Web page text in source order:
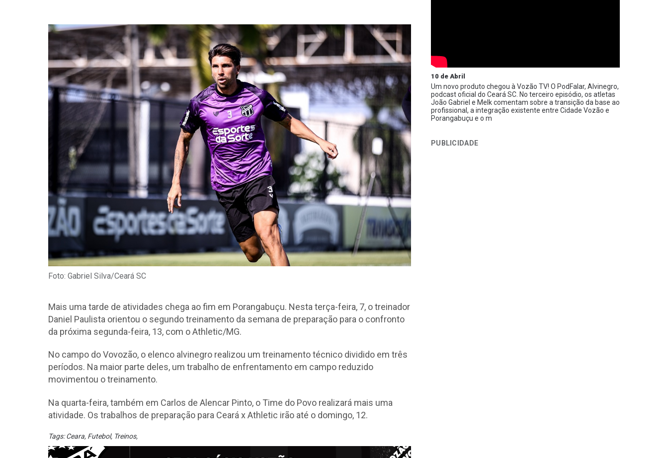
Foto: Gabriel Silva/Ceará SC
Mais uma tarde de atividades chega ao fim em Porangabuçu. Nesta terça-feira, 7, o treinador
Daniel Paulista orientou o segundo treinamento da semana de preparação para o confronto
da próxima segunda-feira, 13, com o Athletic/MG.
No campo do Vovozão, o elenco alvinegro realizou um treinamento técnico dividido em três
períodos. Na maior parte deles, um trabalho de enfrentamento em campo reduzido
movimentou o treinamento.
Na quarta-feira, também em Carlos de Alencar Pinto, o Time do Povo realizará mais uma
atividade. Os trabalhos de preparação para Ceará x Athletic irão até o domingo, 12.
Tags:Ceara, Futebol, Treinos,
10 de Abril
Um novo produto chegou à Vozão TV! O PodFalar, Alvinegro,
podcast oficial do Ceará SC. No terceiro episódio, os atletas
João Gabriel e Melk comentam sobre a transição da base ao
profissional, a integração existente entre Cidade Vozão e
Porangabuçu e o m
PUBLICIDADE